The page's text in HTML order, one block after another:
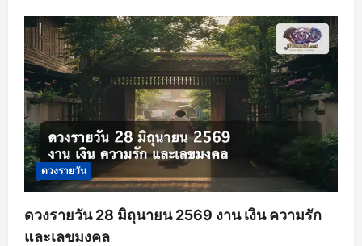
ดวงรายวัน
ดวงรายวัน 28 มิถุนายน 2569 งาน เงิน ความรัก
และเลขมงคล